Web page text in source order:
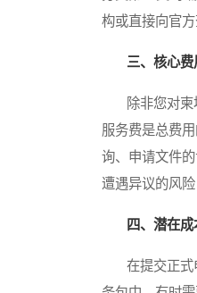
构或直接向官方
三、核心
除非您对柬埔
服务费是总费
询、申请文件
遭遇异议的风
四、潜在
在提交正式申